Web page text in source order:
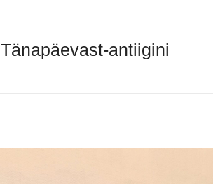
Tänapäevast-antiigini